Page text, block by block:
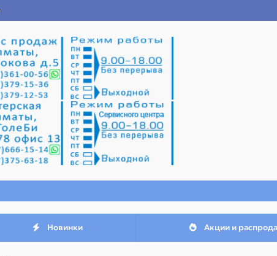
Новинки Акции и